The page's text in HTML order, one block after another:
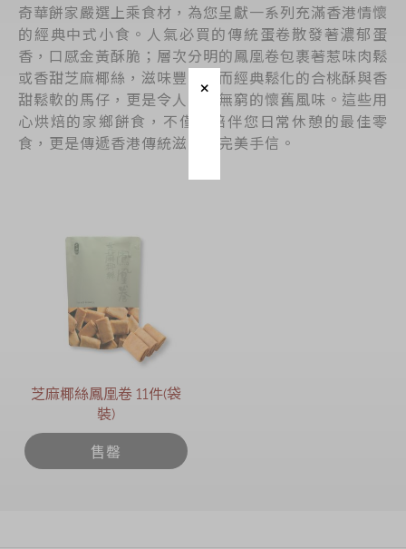
奇華餅家嚴選上乘食材，為您呈獻一系列充滿香港情懷
的經典中式小食。人氣必買的傳統蛋卷散發著濃郁蛋
香，口感金黃酥脆；層次分明的鳳凰卷包裹著惹味肉鬆
或香甜芝麻椰絲，滋味豐富；而經典鬆化的合桃酥與香
甜鬆軟的馬仔，更是令人回味無窮的懷舊風味。這些用
心烘焙的家鄉餅食，不僅是陪伴您日常休憩的最佳零
食，更是傳遞香港傳統滋味的完美手信。
芝麻椰絲鳳凰卷 11件(袋
裝)
售罄